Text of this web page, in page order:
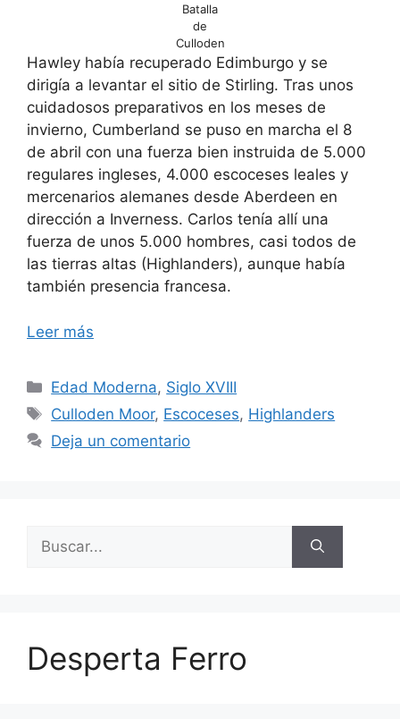
Batalla
de
Culloden
Hawley había recuperado Edimburgo y se
dirigía a levantar el sitio de Stirling. Tras unos
cuidadosos preparativos en los meses de
invierno, Cumberland se puso en marcha el 8
de abril con una fuerza bien instruida de 5.000
regulares ingleses, 4.000 escoceses leales y
mercenarios alemanes desde Aberdeen en
dirección a Inverness. Carlos tenía allí una
fuerza de unos 5.000 hombres, casi todos de
las tierras altas (Highlanders), aunque había
también presencia francesa.
Leer más
Categorías
Edad Moderna, Siglo XVIII
Etiquetas
Culloden Moor, Escoceses, Highlanders
Deja un comentario
Desperta Ferro